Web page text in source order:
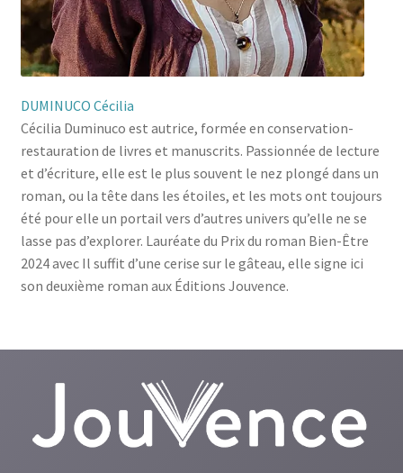
DUMINUCO Cécilia
Cécilia Duminuco est autrice, formée en conservation-
restauration de livres et manuscrits. Passionnée de lecture
et d’écriture, elle est le plus souvent le nez plongé dans un
roman, ou la tête dans les étoiles, et les mots ont toujours
été pour elle un portail vers d’autres univers qu’elle ne se
lasse pas d’explorer. Lauréate du Prix du roman Bien-Être
2024 avec Il suffit d’une cerise sur le gâteau, elle signe ici
son deuxième roman aux Éditions Jouvence.